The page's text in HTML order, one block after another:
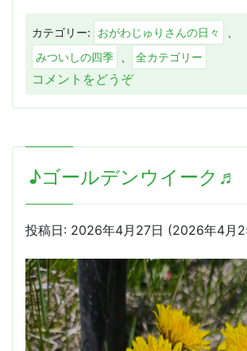
カテゴリー: おがわじゅりさんの日々
みついしの四季
全カテゴリー
コメントをどうぞ(早
♪ゴールデンウイーク♬
投稿日: 2026年4月27日 (2026年4月